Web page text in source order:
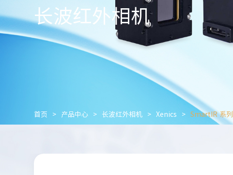
长波红外相机
首页 > 产品中心 > 长波红外相机 > Xenics > SmartIR 系列